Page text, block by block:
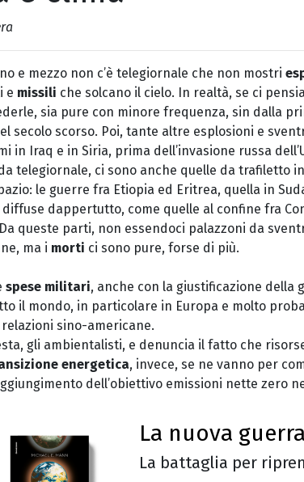
e mezzo non c’è telegiornale che non mostri
e missili che solcano il cielo. In realtà, se ci
sia pure con minore frequenza, sin dalla
secolo scorso. Poi, tante altre esplosioni e
in Iraq e in Siria, prima dell’invasione russa
telegiornale, ci sono anche quelle da trafiletto
le guerre fra Etiopia ed Eritrea, quella in
dappertutto, come quelle al confine fra
queste parti, non essendoci palazzoni da
ma i morti ci sono pure, forse di più.
spese militari, anche con la giustificazione della
il mondo, in particolare in Europa e molto
relazioni sino-americane.
gli ambientalisti, e denuncia il fatto che
energetica, invece, se ne vanno per
dell’obiettivo emissioni nette zero
La nuova
La battaglia per